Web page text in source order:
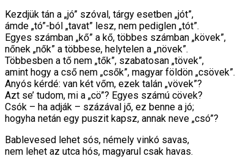
Kezdjük tán a „jó” szóval, tárgy esetben „jót”,
ámde „tó”-ból „tavat” lesz, nem pediglen „tót”.
Egyes számban „kő” a kő, többes számban „kövek”,
nőnek „nők” a többese, helytelen a „növek”.
Többesben a tő nem „tők”, szabatosan „tövek”,
amint hogy a cső nem „csők”, magyar földön „csövek”.
Anyós kérdé: van két vőm, ezek talán „vövek”?
Azt se’ tudom, mi a „cö”? Egyes számú cövek?
Csók – ha adják – százával jő, ez benne a jó;
hogyha netán egy puszit kapsz, annak neve „csó”?
Bablevesed lehet sós, némely vinkó savas,
nem lehet az utca hós, magyarul csak havas.